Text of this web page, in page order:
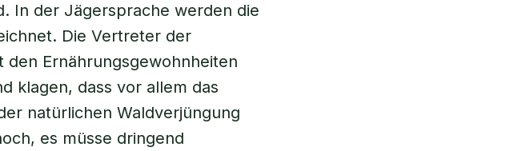
In der Jägersprache werden die
Die Vertreter der
den Ernährungsgewohnheiten
klagen, dass vor allem das
natürlichen Waldverjüngung
es müsse dringend